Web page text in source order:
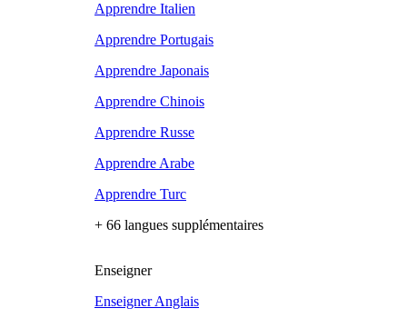
Apprendre Italien
Apprendre Portugais
Apprendre Japonais
Apprendre Chinois
Apprendre Russe
Apprendre Arabe
Apprendre Turc
+ 66 langues supplémentaires
Enseigner
Enseigner Anglais